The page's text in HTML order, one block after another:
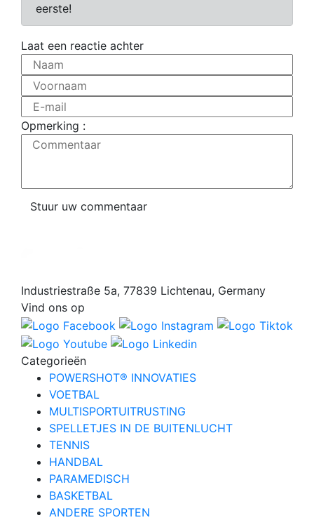
eerste!
Laat een reactie achter
Naam
Voornaam
E-mail
Opmerking :
Commentaar
Stuur uw commentaar
Industriestraße 5a, 77839 Lichtenau, Germany
Vind ons op
Categorieën
POWERSHOT® INNOVATIES
VOETBAL
MULTISPORTUITRUSTING
SPELLETJES IN DE BUITENLUCHT
TENNIS
HANDBAL
PARAMEDISCH
BASKETBAL
ANDERE SPORTEN